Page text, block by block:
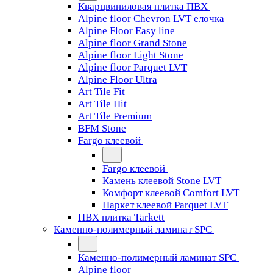
Кварцвиниловая плитка ПВХ
Alpine floor Chevron LVT елочка
Alpine Floor Easy line
Alpine floor Grand Stone
Alpine floor Light Stone
Alpine floor Parquet LVT
Alpine Floor Ultra
Art Tile Fit
Art Tile Hit
Art Tile Premium
BFM Stone
Fargo клеевой
Fargo клеевой
Камень клеевой Stone LVT
Комфорт клеевой Comfort LVT
Паркет клеевой Parquet LVT
ПВХ плитка Tarkett
Каменно-полимерный ламинат SPC
Каменно-полимерный ламинат SPC
Alpine floor